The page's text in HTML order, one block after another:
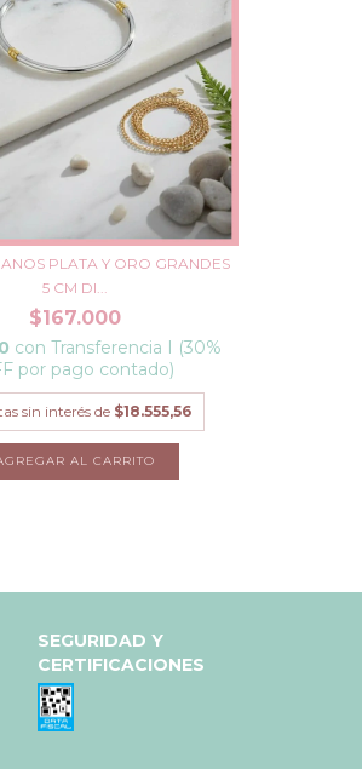
PLATA Y ORO GRANDES
5 CM DI...
$167.000
con Transferencia I (30%
por pago contado)
sin interés de $18.555,56
SEGURIDAD Y
CERTIFICACIONES